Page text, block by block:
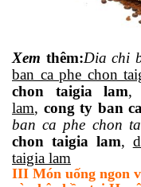
Xem thêm:Dia chi
ban ca phe chon
chon taigia lam,
lam, cong ty ban
ban ca phe chon
chon taigia lam,
taigia lam
III Món uống ngon